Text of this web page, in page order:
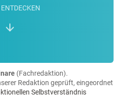
(Fachredaktion).
Redaktion geprüft, eingeordnet
Selbstverständnis